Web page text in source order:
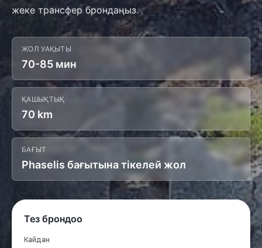
жеке трансфер брондаңыз.
ЖОЛ УАҚЫТЫ
70-85 мин
ҚАШЫҚТЫҚ
70 km
БАҒЫТ
Phaselis бағытына тікелей жол
Тез брондоо
Кайдан